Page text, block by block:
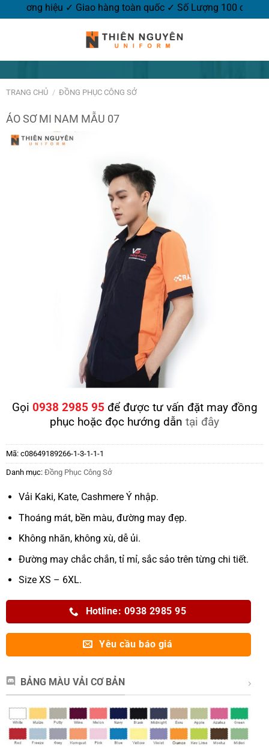
logo thương hiệu ✓ Giao hàng toàn quốc ✓ Số Lượng
TRANG CHỦ / ĐỒNG PHỤC CÔNG SỞ
ÁO SƠ MI NAM MẪU 07
Gọi 0938 2985 95 để được tư vấn đặt may đồng
phục hoặc đọc hướng dẫn tại đây
Mã: c08649189266-1-3-1-1-1
Danh mục: Đồng Phục Công Sở
Vải Kaki, Kate, Cashmere Ý nhập.
Thoáng mát, bền màu, đường may đẹp.
Không nhăn, không xù, dễ ủi.
Đường may chắc chắn, tỉ mỉ, sắc sảo trên từng chi tiết.
Size XS – 6XL.
Hotline: 0938 2985 95
Yêu cầu báo giá
BẢNG MÀU VẢI CƠ BẢN